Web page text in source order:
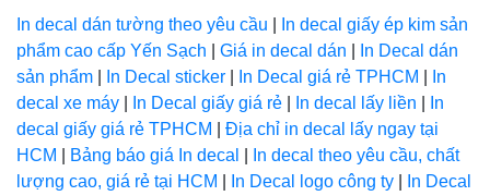
In decal dán tường theo yêu cầu
In decal giấy ép kim sản
phẩm cao cấp Yến Sạch
Giá in decal dán
In Decal dán
sản phẩm
In Decal sticker In Decal giá rẻ TPHCM
In
decal xe máy
In Decal giấy giá rẻ In decal lấy liền
In
decal giấy giá rẻ TPHCM
Địa chỉ in decal lấy ngay tại
HCM
Bảng báo giá In decal
In decal theo yêu cầu, chất
lượng cao, giá rẻ tại HCM
In Decal logo công ty
In Decal